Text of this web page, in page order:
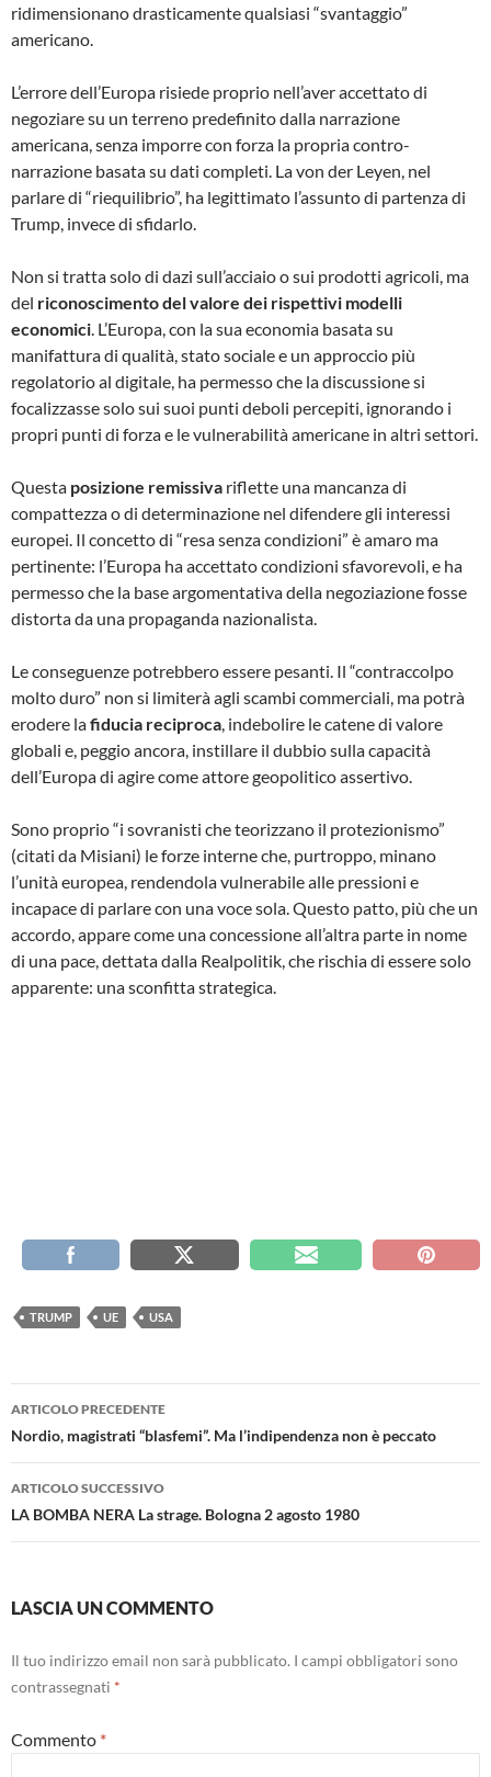
ridimensionano drasticamente qualsiasi “svantaggio”
americano.
L’errore dell’Europa risiede proprio nell’aver accettato di
negoziare su un terreno predefinito dalla narrazione
americana, senza imporre con forza la propria contro-
narrazione basata su dati completi. La von der Leyen, nel
parlare di “riequilibrio”, ha legittimato l’assunto di partenza di
Trump, invece di sfidarlo.
Non si tratta solo di dazi sull’acciaio o sui prodotti agricoli, ma
del riconoscimento del valore dei rispettivi modelli
economici . L’Europa, con la sua economia basata su
manifattura di qualità, stato sociale e un approccio più
regolatorio al digitale, ha permesso che la discussione si
focalizzasse solo sui suoi punti deboli percepiti, ignorando i
propri punti di forza e le vulnerabilità americane in altri settori.
Questa posizione remissiva riflette una mancanza di
compattezza o di determinazione nel difendere gli interessi
europei. Il concetto di “resa senza condizioni” è amaro ma
pertinente: l’Europa ha accettato condizioni sfavorevoli, e ha
permesso che la base argomentativa della negoziazione fosse
distorta da una propaganda nazionalista.
Le conseguenze potrebbero essere pesanti. Il “contraccolpo
molto duro” non si limiterà agli scambi commerciali, ma potrà
erodere lafiducia reciproca , indebolire le catene di valore
globali e, peggio ancora, instillare il dubbio sulla capacità
dell’Europa di agire come attore geopolitico assertivo.
Sono proprio “i sovranisti che teorizzano il protezionismo”
(citati da Misiani) le forze interne che, purtroppo, minano
l’unità europea, rendendola vulnerabile alle pressioni e
incapace di parlare con una voce sola. Questo patto, più che un
accordo, appare come una concessione all’altra parte in nome
di una pace, dettata dalla Realpolitik, che rischia di essere solo
apparente: una sconfitta strategica.
TRUMP UE USA
Navigazione
articolo
ARTICOLO PRECEDENTE
Nordio, magistrati “blasfemi”. Ma l’indipendenza non è peccato
ARTICOLO SUCCESSIVO
LA BOMBA NERA La strage. Bologna 2 agosto 1980
LASCIA UN COMMENTO
Il tuo indirizzo email non sarà pubblicato. I campi obbligatori sono
contrassegnati *
Commento *